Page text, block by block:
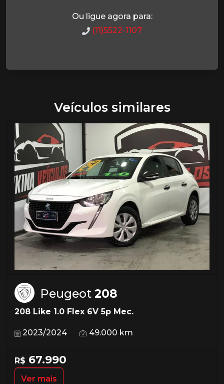
Ou ligue agora para:
(11)5522-1107
Veículos similares
Peugeot 208
208 Like 1.0 Flex 6V 5p Mec.
2023/2024 49.000 km
R$ 67.990
Ver mais